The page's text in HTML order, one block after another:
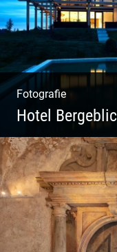
Fotografie
Hotel
Wunderbare
Design – eine
Entspannung.